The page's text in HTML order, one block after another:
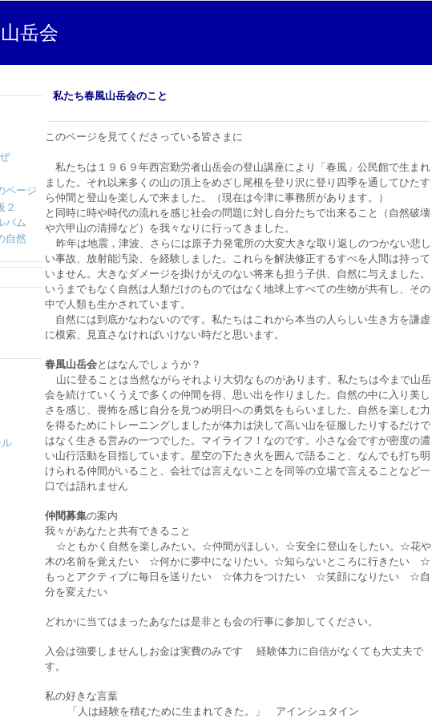
会
ページ
２
バム
自然
私たち春風山岳会のこと
このページを見てくださっている皆さまに
私たちは１９６９年西宮勤労者山岳会の登山講座により「春風」公民館で生まれ
ました。 それ以来多くの山の頂上をめざし尾根を登り沢に登り四季を通してひたす
ら仲間と登山を楽しんで来ました。（現在は今津に事務所があります。）
と同時に時や時代の流れを感じ社会の問題に対し自分たちで出来ること（自然破壊
や六甲山の清掃など）を我々なりに行ってきました。
昨年は地震，津波、さらには原子力発電所の大変大きな取り返しのつかない悲し
い事故、放射能汚染、を経験しました。これらを解決修正するすべを人間は持って
いません。大きなダメージを掛けがえのない将来も担う子供、自然に与えました。
いうまでもなく自然は人類だけのものではなく地球上すべての生物が共有し、その
中で人類も生かされています。
自然には到底かなわないのです。私たちはこれから本当の人らしい生き方を謙虚
に模索、見直さなければいけない時だと思います。
春風山岳会とはなんでしょうか？
山に登ることは当然ながらそれより大切なものがあります。私たちは今まで山岳
会を続けていくうえで多くの仲間を得、思い出を作りました。自然の中に入り美し
さを感じ、畏怖を感じ自分を見つめ明日への勇気をもらいました。自然を楽しむ力
を得るためにトレーニングしましたが体力は決して高い山を征服したりするだけで
はなく生きる営みの一つでした。マイライフ！なのです。小さな会ですが密度の濃
い山行活動を目指しています。星空の下たき火を囲んで語ること、なんでも打ち明
けられる仲間がいること、会社では言えないことを同等の立場で言えることなど一
口では語れません
仲間募集の案内
我々があなたと共有できること
☆ともかく自然を楽しみたい。☆仲間がほしい。☆安全に登山をしたい。☆花や
木の名前を覚えたい ☆何かに夢中になりたい。☆知らないところに行きたい ☆
もっとアクティブに毎日を送りたい ☆体力をつけたい ☆笑顔になりたい ☆自
分を変えたい
どれかに当てはまったあなたは是非とも会の行事に参加してください。
入会は強要しませんしお金は実費のみです
経験体力に自信がなくても大丈夫で
す。
私の好きな言葉
「人は経験を積むために生まれてきた。」 アインシュタイン